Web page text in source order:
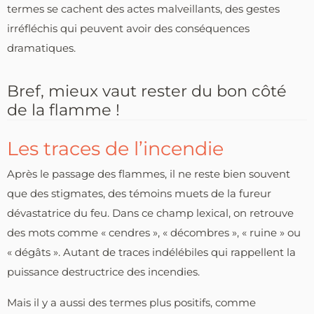
termes se cachent des actes malveillants, des gestes
irréfléchis qui peuvent avoir des conséquences
dramatiques.
Bref, mieux vaut rester du bon côté
de la flamme !
Les traces de l’incendie
Après le passage des flammes, il ne reste bien souvent
que des stigmates, des témoins muets de la fureur
dévastatrice du feu. Dans ce champ lexical, on retrouve
des mots comme « cendres », « décombres », « ruine » ou
« dégâts ». Autant de traces indélébiles qui rappellent la
puissance destructrice des incendies.
Mais il y a aussi des termes plus positifs, comme